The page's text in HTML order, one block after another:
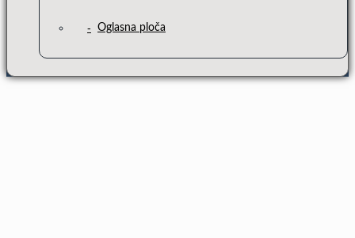
Oglasna ploča